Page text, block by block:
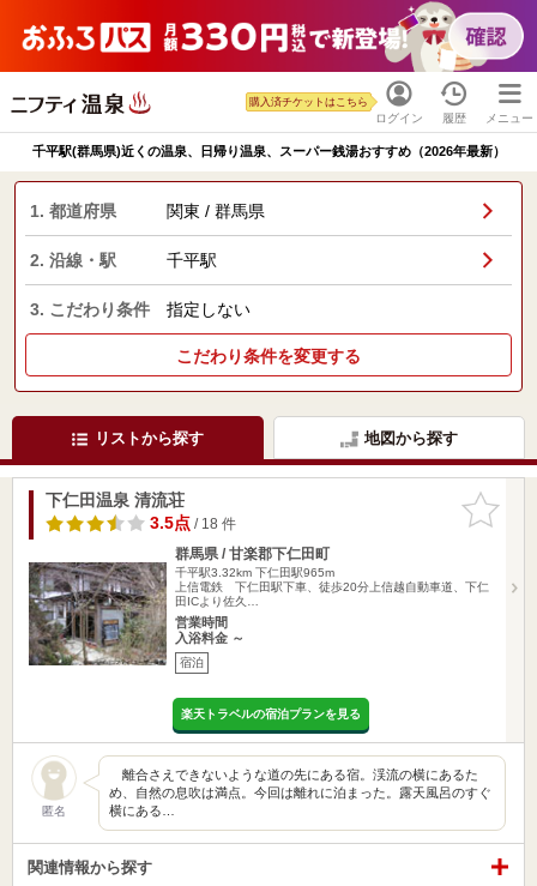
ログイン
購入済チケットはこちら
履歴 メニュー
千平駅(群馬県)近くの温泉、日帰り温泉、スーパー銭湯おすすめ（2026年最新）
1. 都道府県 関東 / 群馬県
2. 沿線・駅 千平駅
3. こだわり条件 指定しない
こだわり条件を変更する
リストから探す 地図から探す
お気に入
りに追加
下仁田温泉 清流荘
3.5点/ 18 件
群馬県 / 甘楽郡下仁田町
千平駅3.32km 下仁田駅965m
上信電鉄 下仁田駅下車、徒歩20分上信越自動車道、下仁
田ICより佐久…
営業時間
入浴料金 ～
宿泊
楽天トラベルの宿泊プランを見る
匿名
離合さえできないような道の先にある宿。渓流の横にあるた
め、自然の息吹は満点。今回は離れに泊まった。露天風呂のすぐ
横にある…
関連情報から探す